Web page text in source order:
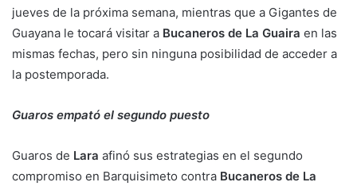
jueves de la próxima semana, mientras que a Gigantes de
Guayana le tocará visitar a Bucaneros de La Guaira en las
mismas fechas, pero sin ninguna posibilidad de acceder a
la postemporada.
Guaros empató el segundo puesto
Guaros de Lara afinó sus estrategias en el segundo
compromiso en Barquisimeto contra Bucaneros de La